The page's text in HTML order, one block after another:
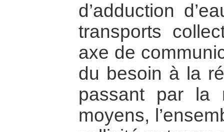
d’adduction
transports
axe de
du besoin à la
passant par
moyens,